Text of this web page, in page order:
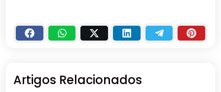
Artigos Relacionados